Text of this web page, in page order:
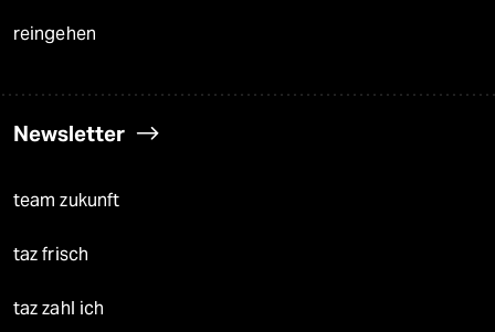
reingehen
Newsletter
team zukunft
taz frisch
taz zahl ich